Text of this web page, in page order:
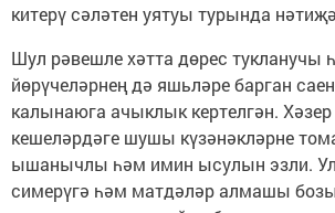
китерү сәләтен уятуы турында
Шул рәвешле хәтта дөрес тукланучы
йөрүчеләрнең дә яшьләре барган
калынаюга ачыклык кертелгән.
кешеләрдәге шушы күзәнәкләрне
ышанычлы һәм имин ысулын эзли.
симерүгә һәм матдәләр алмашы